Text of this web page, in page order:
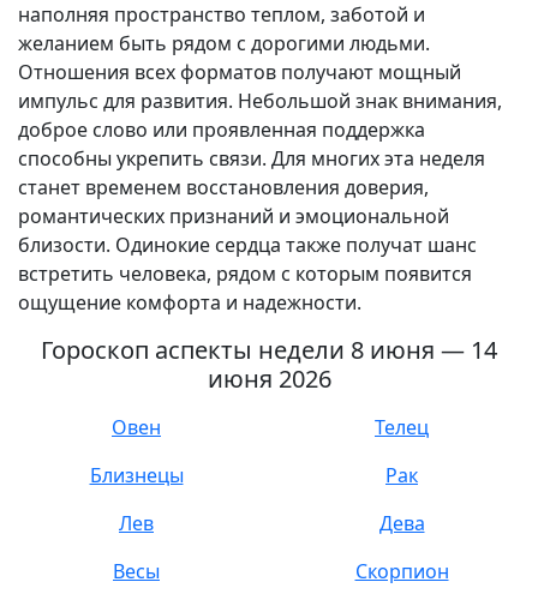
наполняя пространство теплом, заботой и
желанием быть рядом с дорогими людьми.
Отношения всех форматов получают мощный
импульс для развития. Небольшой знак внимания,
доброе слово или проявленная поддержка
способны укрепить связи. Для многих эта неделя
станет временем восстановления доверия,
романтических признаний и эмоциональной
близости. Одинокие сердца также получат шанс
встретить человека, рядом с которым появится
ощущение комфорта и надежности.
Гороскоп аспекты недели 8 июня — 14
июня 2026
Овен
Телец
Близнецы
Рак
Лев
Дева
Весы
Скорпион